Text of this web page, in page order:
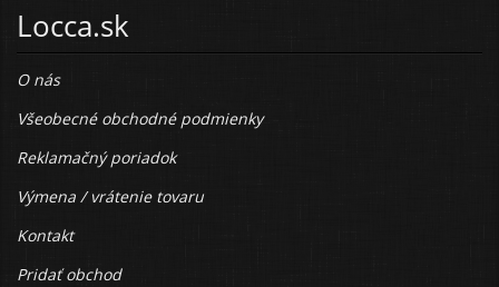
Locca.sk
O nás
Všeobecné obchodné podmienky
Reklamačný poriadok
Výmena / vrátenie tovaru
Kontakt
Pridať obchod